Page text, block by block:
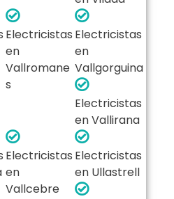
Electricistas
en
Vallromane
s
Electricistas
en
Vallgorguina
Electricistas
en Vallirana
Electricistas
en
Vallcebre
Electricistas
en Ullastrell